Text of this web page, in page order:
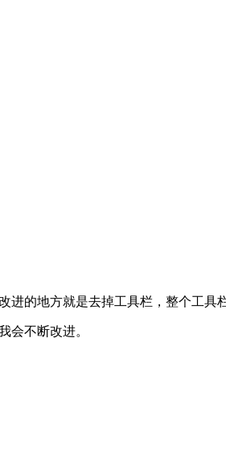
进的地方就是去掉工具栏，整个工
会不断改进。